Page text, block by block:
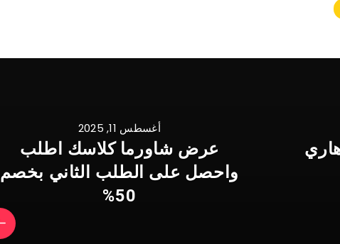
أغسطس 11, 2025
عرض شاورما كلاسك اطلب
واحصل على الطلب الثاني بخصم
50%